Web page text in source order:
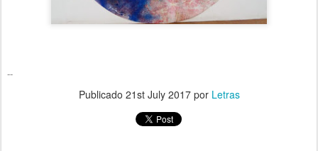
--
Publicado 21st July 2017por Letras